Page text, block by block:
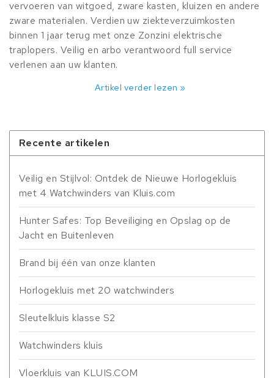
vervoeren van witgoed, zware kasten, kluizen en andere
zware materialen. Verdien uw ziekteverzuimkosten
binnen 1 jaar terug met onze Zonzini elektrische
traplopers. Veilig en arbo verantwoord full service
verlenen aan uw klanten.
Artikel verder lezen »
Recente artikelen
Veilig en Stijlvol: Ontdek de Nieuwe Horlogekluis
met 4 Watchwinders van Kluis.com
Hunter Safes: Top Beveiliging en Opslag op de
Jacht en Buitenleven
Brand bij één van onze klanten
Horlogekluis met 20 watchwinders
Sleutelkluis klasse S2
Watchwinders kluis
Vloerkluis van KLUIS.COM